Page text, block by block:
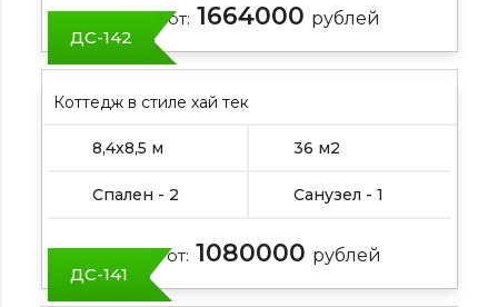
Цена от: 1664000 рублей
ДС-142
Коттедж в стиле хай тек
8,4х8,5 м 36 м2
Спален - 2 Санузел - 1
Цена от: 1080000 рублей
ДС-141